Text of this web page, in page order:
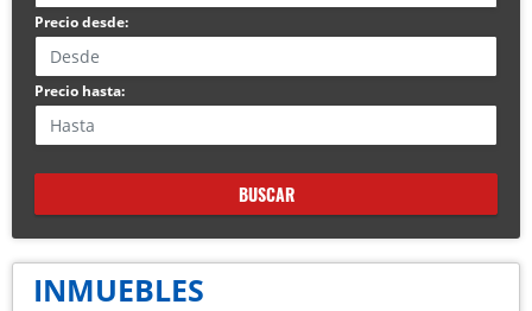
Precio desde:
Precio hasta:
BUSCAR
INMUEBLES